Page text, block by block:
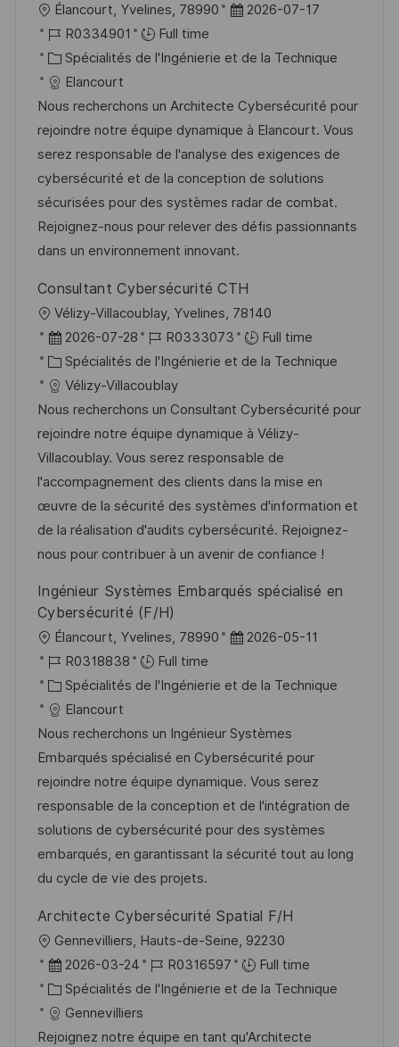
t
o
c
a
l
i
s
a
t
i
o
Élancourt, Yvelines, 78990
D
t
d
’
a
f
f
i
c
a
g
e
2026-07-17
R
é
f
é
r
e
n
c
e
d
p
o
s
t
e
R0334901
Full time
C
a
t
é
g
o
r
i
e
Spécialités de l'Ingénierie et de la Technique
Elancourt
Nous recherchons un Architecte Cybersécurité pour
rejoindre notre équipe dynamique à Elancourt. Vous
serez responsable de l'analyse des exigences de
cybersécurité et de la conception de solutions
sécurisées pour des systèmes radar de combat.
Rejoignez-nous pour relever des défis passionnants
dans un environnement innovant.
Consultant Cybersécurité CTH
o
c
a
l
i
s
a
t
i
o
Vélizy-Villacoublay, Yvelines, 78140
D
a
t
e
d
’
a
f
f
i
h
a
e
2026-07-28
R
é
f
é
r
e
n
c
e
d
p
t
R0333073
Full time
C
a
t
é
g
o
r
i
e
Spécialités de l'Ingénierie et de la Technique
Vélizy-Villacoublay
Nous recherchons un Consultant Cybersécurité pour
rejoindre notre équipe dynamique à Vélizy-
Villacoublay. Vous serez responsable de
l'accompagnement des clients dans la mise en
œuvre de la sécurité des systèmes d'information et
de la réalisation d'audits cybersécurité. Rejoignez-
nous pour contribuer à un avenir de confiance !
Ingénieur Systèmes Embarqués spécialisé en
Cybersécurité (F/H)
o
c
a
l
i
s
a
t
i
o
Élancourt, Yvelines, 78990
D
t
d
’
a
f
f
i
a
g
2026-05-11
R
é
f
é
r
e
n
c
e
d
p
o
s
t
e
R0318838
Full time
C
a
t
é
g
o
r
i
e
Spécialités de l'Ingénierie et de la Technique
Elancourt
Nous recherchons un Ingénieur Systèmes
Embarqués spécialisé en Cybersécurité pour
rejoindre notre équipe dynamique. Vous serez
responsable de la conception et de l'intégration de
solutions de cybersécurité pour des systèmes
embarqués, en garantissant la sécurité tout au long
du cycle de vie des projets.
Architecte Cybersécurité Spatial F/H
o
c
a
l
Gennevilliers, Hauts-de-Seine, 92230
D
a
t
e
2026-03-24
R
é
é
R0316597
Full time
C
a
t
Spécialités de l'Ingénierie et de la Technique
Gennevilliers
Rejoignez notre équipe en tant qu'Architecte